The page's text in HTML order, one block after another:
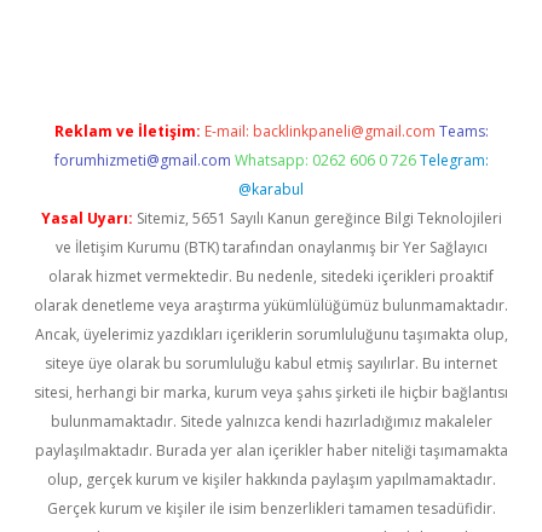
Reklam ve İletişim: E-mail: backlinkpaneli@gmail.com Teams:
forumhizmeti@gmail.com Whatsapp: 0262 606 0 726 Telegram:
@karabul
Yasal Uyarı: Sitemiz, 5651 Sayılı Kanun gereğince Bilgi Teknolojileri
ve İletişim Kurumu (BTK) tarafından onaylanmış bir Yer Sağlayıcı
olarak hizmet vermektedir. Bu nedenle, sitedeki içerikleri proaktif
olarak denetleme veya araştırma yükümlülüğümüz bulunmamaktadır.
Ancak, üyelerimiz yazdıkları içeriklerin sorumluluğunu taşımakta olup,
siteye üye olarak bu sorumluluğu kabul etmiş sayılırlar. Bu internet
sitesi, herhangi bir marka, kurum veya şahıs şirketi ile hiçbir bağlantısı
bulunmamaktadır. Sitede yalnızca kendi hazırladığımız makaleler
paylaşılmaktadır. Burada yer alan içerikler haber niteliği taşımamakta
olup, gerçek kurum ve kişiler hakkında paylaşım yapılmamaktadır.
Gerçek kurum ve kişiler ile isim benzerlikleri tamamen tesadüfidir.